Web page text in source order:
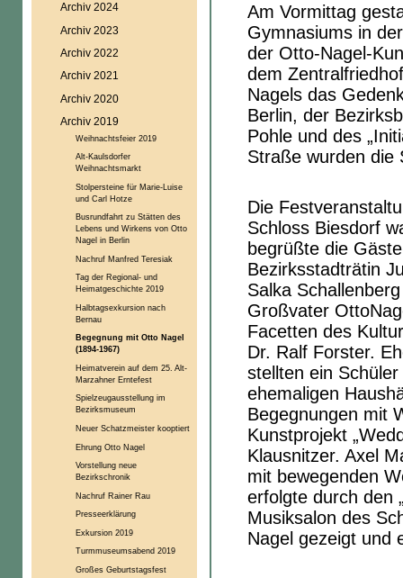
Am Vormittag
Gymnasiums in
der Otto-Nagel-
dem
Nagels das
Berlin, der
Pohle und des
Straße wurden die
Die
Schloss Biesdorf
begrüßte die
Bezirksstadträtin
Salka
Großvater
Facetten des
Dr. Ralf Forster.
stellten ein
ehemaligen
Begegnungen mit
Kunstprojekt
Klausnitzer. Axel
mit bewegenden
erfolgte durch den
Musiksalon des
Nagel gezeigt und
Archiv 2024
Archiv 2023
Archiv 2022
Archiv 2021
Archiv 2020
Archiv 2019
Weihnachtsfeier 2019
Alt-Kaulsdorfer
Weihnachtsmarkt
Stolpersteine für Marie-Luise
und Carl Hotze
Busrundfahrt zu Stätten des
Lebens und Wirkens von Otto
Nagel in Berlin
Nachruf Manfred Teresiak
Tag der Regional- und
Heimatgeschichte 2019
Halbtagsexkursion nach
Bernau
Begegnung mit Otto Nagel
(1894-1967)
Heimatverein auf dem 25. Alt-
Marzahner Erntefest
Spielzeugausstellung im
Bezirksmuseum
Neuer Schatzmeister kooptiert
Ehrung Otto Nagel
Vorstellung neue
Bezirkschronik
Nachruf Rainer Rau
Presseerklärung
Exkursion 2019
Turmmuseumsabend 2019
Großes Geburtstagsfest